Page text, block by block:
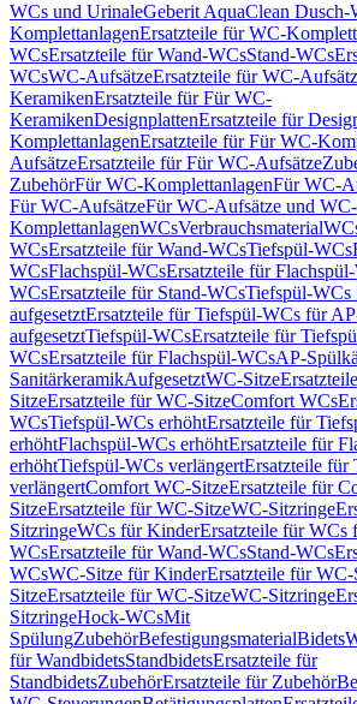
WCs und UrinaleGeberit AquaClean Dusch-
KomplettanlagenErsatzteile für WC-
WCsErsatzteile für Wand-WCsStand-WCs
WCsWC-AufsätzeErsatzteile für WC-
KeramikenErsatzteile für Für WC-
KeramikenDesignplattenErsatzteile für
KomplettanlagenErsatzteile für Für WC-
AufsätzeErsatzteile für Für WC-Aufsätze
ZubehörFür WC-KomplettanlagenFür WC-
Für WC-AufsätzeFür WC-Aufsätze und WC-
KomplettanlagenWCsVerbrauchsmaterial
WCsErsatzteile für Wand-WCsTiefspül-WCs
WCsFlachspül-WCsErsatzteile für
WCsErsatzteile für Stand-WCsTiefspül-WCs
aufgesetztErsatzteile für Tiefspül-WCs für
aufgesetztTiefspül-WCsErsatzteile für
WCsErsatzteile für Flachspül-WCsAP-
SanitärkeramikAufgesetztWC-Sitze
SitzeErsatzteile für WC-SitzeComfort WCs
WCsTiefspül-WCs erhöhtErsatzteile für
erhöhtFlachspül-WCs erhöhtErsatzteile für
erhöhtTiefspül-WCs verlängertErsatzteile für
verlängertComfort WC-SitzeErsatzteile für
SitzeErsatzteile für WC-SitzeWC-Sitzringe
SitzringeWCs für KinderErsatzteile für WCs
WCsErsatzteile für Wand-WCsStand-WCs
WCsWC-Sitze für KinderErsatzteile für
SitzeErsatzteile für WC-SitzeWC-Sitzringe
SitzringeHock-WCsMit
SpülungZubehörBefestigungsmaterialBidets
für WandbidetsStandbidetsErsatzteile für
StandbidetsZubehörErsatzteile für Zubehör